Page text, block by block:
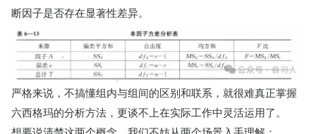
断因子是否存在显著性差异。
严格来说，不搞懂组内与组间的区别和联系，就很难真正掌握
六西格玛的分析方法，更谈不上在实际工作中灵活运用了。